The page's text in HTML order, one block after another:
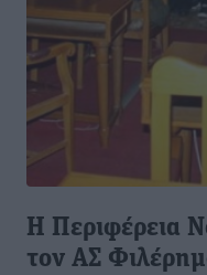
Η Περιφέρεια
τον ΑΣ